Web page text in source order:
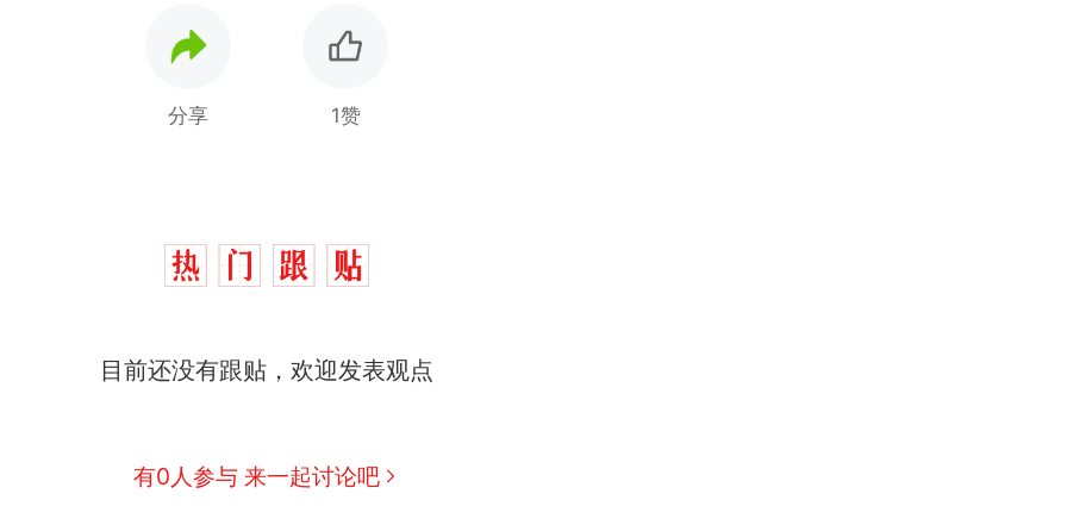
分享 1赞
目前还没有跟贴，欢迎发表观点
有0人参与 来一起讨论吧
那个在床头放菜刀的女孩，因老师一句“跟我回家”改写了人生